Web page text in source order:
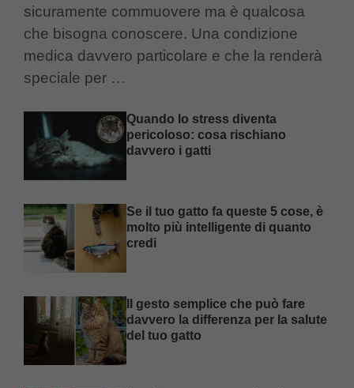
sicuramente commuovere ma è qualcosa
che bisogna conoscere. Una condizione
medica davvero particolare e che la renderà
speciale per …
Quando lo stress diventa
pericoloso: cosa rischiano
davvero i gatti
Se il tuo gatto fa queste 5 cose, è
molto più intelligente di quanto
credi
Il gesto semplice che può fare
davvero la differenza per la salute
del tuo gatto